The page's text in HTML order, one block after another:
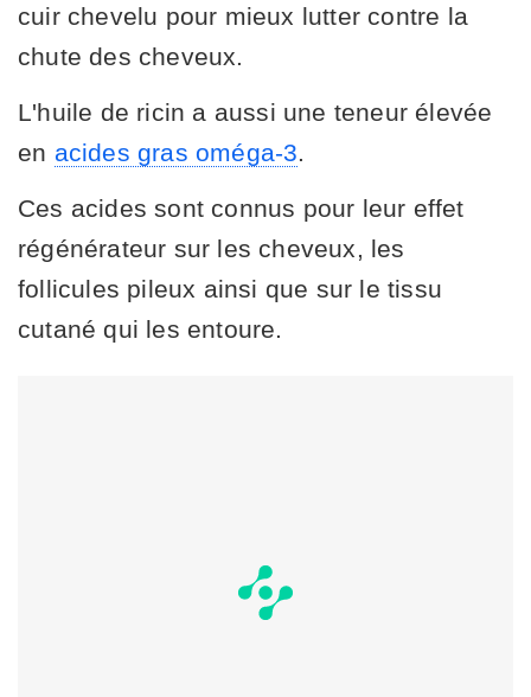
cuir chevelu pour mieux lutter contre la
chute des cheveux.
L'huile de ricin a aussi une teneur élevée
en acides gras oméga-3.
Ces acides sont connus pour leur effet
régénérateur sur les cheveux, les
follicules pileux ainsi que sur le tissu
cutané qui les entoure.